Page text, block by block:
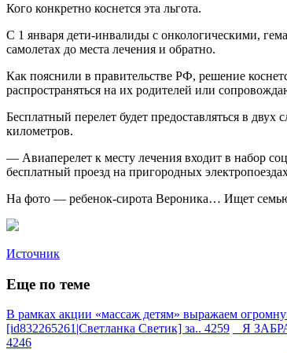
Кого конкретно коснется эта льгота.
С 1 января дети-инвалиды с онкологическими,
самолетах до места лечения и обратно.
Как пояснили в правительстве РФ, решение
распространяться на их родителей или
Бесплатный перелет будет предоставляться в
километров.
— Авиаперелет к месту лечения входит в набор
бесплатный проезд на пригородных
На фото — ребенок-сирота Вероника… Ищет
Источник
Еще по теме
В рамках акции «массаж детям» выражаем
[id832265261|Светланка Светик] за.. 4259
Я
4246